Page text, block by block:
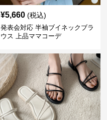
¥5,660 (税込)
発表会対応 半袖ブイネックブラ
ウス 上品ママコーデ